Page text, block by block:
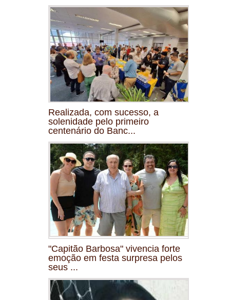
Realizada, com sucesso, a
solenidade pelo primeiro
centenário do Banc...
"Capitão Barbosa" vivencia forte
emoção em festa surpresa pelos
seus ...